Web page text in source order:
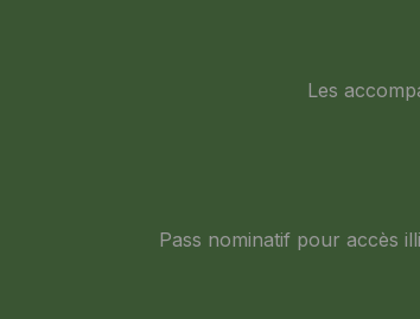
Les
Pass nominatif pour accès